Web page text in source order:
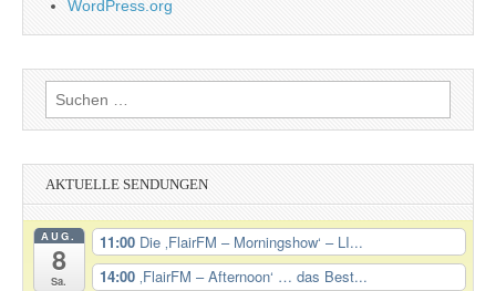
WordPress.org
Suchen
nach:
AKTUELLE SENDUNGEN
AUG.
8
Sa.
11:00 Die ‚FlairFM – Morningshow‘ – LI...
14:00 ‚FlairFM – Afternoon‘ … das Best...